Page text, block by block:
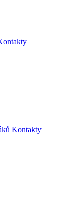
Kontakty